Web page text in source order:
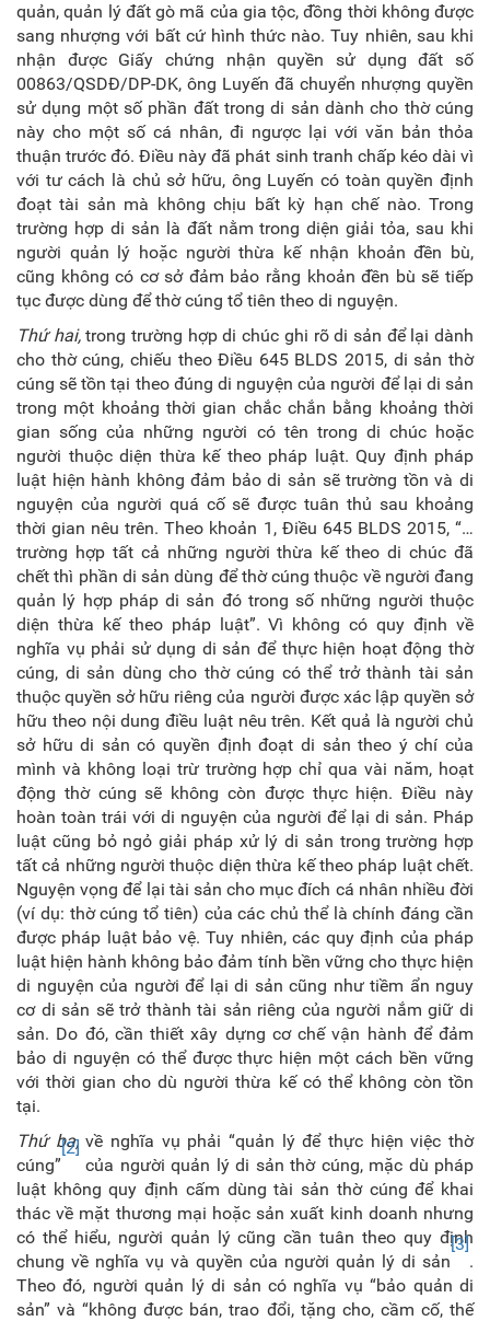
quản, quản lý đất gò mã của gia tộc, đồng thời không được
sang nhượng với bất cứ hình thức nào. Tuy nhiên, sau khi
nhận được Giấy chứng nhận quyền sử dụng đất số
00863/QSDĐ/DP-DK, ông Luyến đã chuyển nhượng quyền
sử dụng một số phần đất trong di sản dành cho thờ cúng
này cho một số cá nhân, đi ngược lại với văn bản thỏa
thuận trước đó. Điều này đã phát sinh tranh chấp kéo dài vì
với tư cách là chủ sở hữu, ông Luyến có toàn quyền định
đoạt tài sản mà không chịu bất kỳ hạn chế nào. Trong
trường hợp di sản là đất nằm trong diện giải tỏa, sau khi
người quản lý hoặc người thừa kế nhận khoản đền bù,
cũng không có cơ sở đảm bảo rằng khoản đền bù sẽ tiếp
tục được dùng để thờ cúng tổ tiên theo di nguyện.
Thứ hai,trong trường hợp di chúc ghi rõ di sản để lại dành
cho thờ cúng, chiếu theo Điều 645 BLDS 2015, di sản thờ
cúng sẽ tồn tại theo đúng di nguyện của người để lại di sản
trong một khoảng thời gian chắc chắn bằng khoảng thời
gian sống của những người có tên trong di chúc hoặc
người thuộc diện thừa kế theo pháp luật. Quy định pháp
luật hiện hành không đảm bảo di sản sẽ trường tồn và di
nguyện của người quá cố sẽ được tuân thủ sau khoảng
thời gian nêu trên. Theo khoản 1, Điều 645 BLDS 2015, “…
trường hợp tất cả những người thừa kế theo di chúc đã
chết thì phần di sản dùng để thờ cúng thuộc về người đang
quản lý hợp pháp di sản đó trong số những người thuộc
diện thừa kế theo pháp luật”. Vì không có quy định về
nghĩa vụ phải sử dụng di sản để thực hiện hoạt động thờ
cúng, di sản dùng cho thờ cúng có thể trở thành tài sản
thuộc quyền sở hữu riêng của người được xác lập quyền sở
hữu theo nội dung điều luật nêu trên. Kết quả là người chủ
sở hữu di sản có quyền định đoạt di sản theo ý chí của
mình và không loại trừ trường hợp chỉ qua vài năm, hoạt
động thờ cúng sẽ không còn được thực hiện. Điều này
hoàn toàn trái với di nguyện của người để lại di sản. Pháp
luật cũng bỏ ngỏ giải pháp xử lý di sản trong trường hợp
tất cả những người thuộc diện thừa kế theo pháp luật chết.
Nguyện vọng để lại tài sản cho mục đích cá nhân nhiều đời
(ví dụ: thờ cúng tổ tiên) của các chủ thể là chính đáng cần
được pháp luật bảo vệ. Tuy nhiên, các quy định của pháp
luật hiện hành không bảo đảm tính bền vững cho thực hiện
di nguyện của người để lại di sản cũng như tiềm ẩn nguy
cơ di sản sẽ trở thành tài sản riêng của người nắm giữ di
sản. Do đó, cần thiết xây dựng cơ chế vận hành để đảm
bảo di nguyện có thể được thực hiện một cách bền vững
với thời gian cho dù người thừa kế có thể không còn tồn
tại.
Thứ ba,về nghĩa vụ phải “quản lý để thực hiện việc thờ
cúng”
[2]
của người quản lý di sản thờ cúng, mặc dù pháp
luật không quy định cấm dùng tài sản thờ cúng để khai
thác về mặt thương mại hoặc sản xuất kinh doanh nhưng
có thể hiểu, người quản lý cũng cần tuân theo quy định
chung về nghĩa vụ và quyền của người quản lý di sản
[3]
.
Theo đó, người quản lý di sản có nghĩa vụ “bảo quản di
sản” và “không được bán, trao đổi, tặng cho, cầm cố, thế